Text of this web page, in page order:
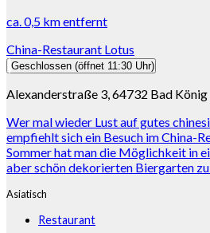
ca. 0,5 kmentfernt
China-Restaurant Lotus
Geschlossen (öffnet 11:30 Uhr)
Alexanderstraße 3, 64732 Bad König
Wer mal wieder Lust auf gutes
empfiehlt sich ein Besuch im China-
Sommer hat man die Möglichkeit in
aber schön dekorierten Biergarten zu
Asiatisch
Restaurant